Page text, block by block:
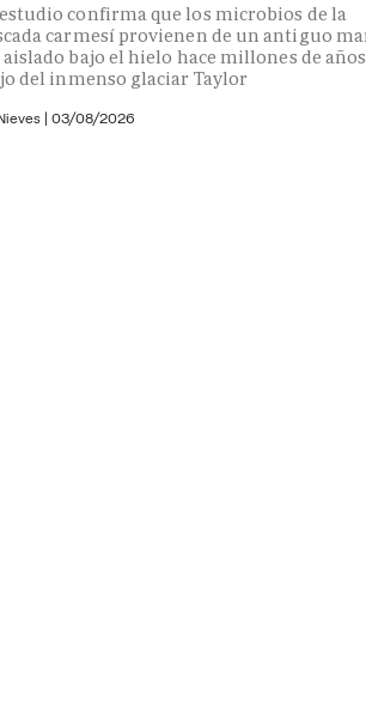
confirma que los microbios de la
carmesí provienen de un antiguo
aislado bajo el hielo hace millones de años
del inmenso glaciar Taylor
| 03/08/2026